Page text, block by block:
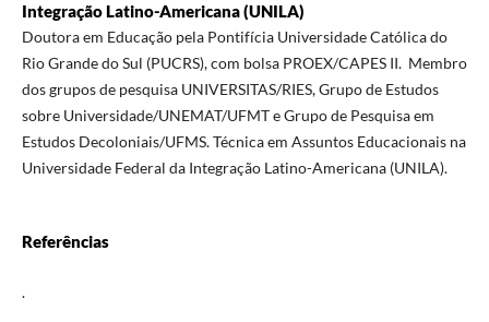
Integração Latino-Americana (UNILA)
Doutora em Educação pela Pontifícia Universidade Católica do
Rio Grande do Sul (PUCRS), com bolsa PROEX/CAPES II. Membro
dos grupos de pesquisa UNIVERSITAS/RIES, Grupo de Estudos
sobre Universidade/UNEMAT/UFMT e Grupo de Pesquisa em
Estudos Decoloniais/UFMS. Técnica em Assuntos Educacionais na
Universidade Federal da Integração Latino-Americana (UNILA).
Referências
.